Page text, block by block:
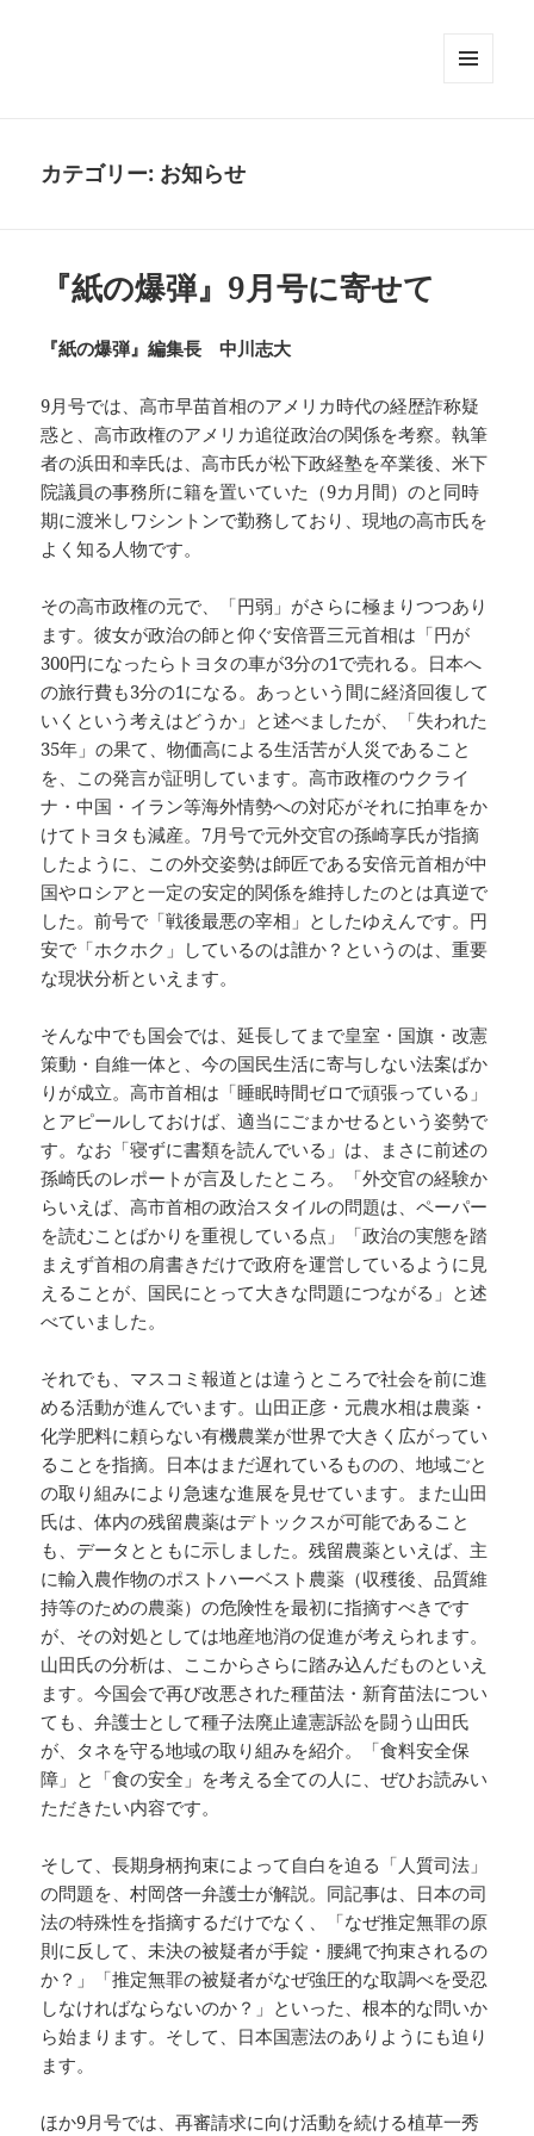
カテゴリー: お知らせ
『紙の爆弾』9月号に寄せて
『紙の爆弾』編集長 中川志大
9月号では、高市早苗首相のアメリカ時代の経歴詐称疑
惑と、高市政権のアメリカ追従政治の関係を考察。執筆
者の浜田和幸氏は、高市氏が松下政経塾を卒業後、米下
院議員の事務所に籍を置いていた（9カ月間）のと同時
期に渡米しワシントンで勤務しており、現地の高市氏を
よく知る人物です。
その高市政権の元で、「円弱」がさらに極まりつつあり
ます。彼女が政治の師と仰ぐ安倍晋三元首相は「円が
300円になったらトヨタの車が3分の1で売れる。日本へ
の旅行費も3分の1になる。あっという間に経済回復して
いくという考えはどうか」と述べましたが、「失われた
35年」の果て、物価高による生活苦が人災であること
を、この発言が証明しています。高市政権のウクライ
ナ・中国・イラン等海外情勢への対応がそれに拍車をか
けてトヨタも減産。7月号で元外交官の孫崎享氏が指摘
したように、この外交姿勢は師匠である安倍元首相が中
国やロシアと一定の安定的関係を維持したのとは真逆で
した。前号で「戦後最悪の宰相」としたゆえんです。円
安で「ホクホク」しているのは誰か？というのは、重要
な現状分析といえます。
そんな中でも国会では、延長してまで皇室・国旗・改憲
策動・自維一体と、今の国民生活に寄与しない法案ばか
りが成立。高市首相は「睡眠時間ゼロで頑張っている」
とアピールしておけば、適当にごまかせるという姿勢で
す。なお「寝ずに書類を読んでいる」は、まさに前述の
孫崎氏のレポートが言及したところ。「外交官の経験か
らいえば、高市首相の政治スタイルの問題は、ペーパー
を読むことばかりを重視している点」「政治の実態を踏
まえず首相の肩書きだけで政府を運営しているように見
えることが、国民にとって大きな問題につながる」と述
べていました。
それでも、マスコミ報道とは違うところで社会を前に進
める活動が進んでいます。山田正彦・元農水相は農薬・
化学肥料に頼らない有機農業が世界で大きく広がってい
ることを指摘。日本はまだ遅れているものの、地域ごと
の取り組みにより急速な進展を見せています。また山田
氏は、体内の残留農薬はデトックスが可能であること
も、データとともに示しました。残留農薬といえば、主
に輸入農作物のポストハーベスト農薬（収穫後、品質維
持等のための農薬）の危険性を最初に指摘すべきです
が、その対処としては地産地消の促進が考えられます。
山田氏の分析は、ここからさらに踏み込んだものといえ
ます。今国会で再び改悪された種苗法・新育苗法につい
ても、弁護士として種子法廃止違憲訴訟を闘う山田氏
が、タネを守る地域の取り組みを紹介。「食料安全保
障」と「食の安全」を考える全ての人に、ぜひお読みい
ただきたい内容です。
そして、長期身柄拘束によって自白を迫る「人質司法」
の問題を、村岡啓一弁護士が解説。同記事は、日本の司
法の特殊性を指摘するだけでなく、「なぜ推定無罪の原
則に反して、未決の被疑者が手錠・腰縄で拘束されるの
か？」「推定無罪の被疑者がなぜ強圧的な取調べを受忍
しなければならないのか？」といった、根本的な問いか
ら始まります。そして、日本国憲法のありようにも迫り
ます。
ほか9月号では、再審請求に向け活動を続ける植草一秀